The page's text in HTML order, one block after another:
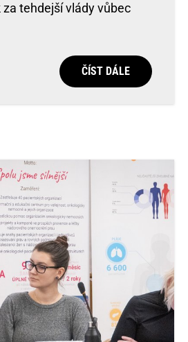
tehdejší vlády vůbec
ČÍST DÁLE